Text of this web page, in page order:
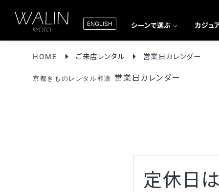
ENGLISH シーンで選ぶ カジュ
HOME ご来店レンタル 営業日カレンダー
京都きものレンタル和凛 営業日カレンダー
定休日